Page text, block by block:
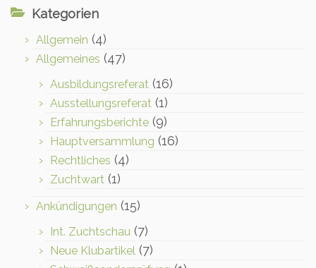
Kategorien
Allgemein (4)
Allgemeines (47)
Ausbildungsreferat (16)
Ausstellungsreferat (1)
Erfahrungsberichte (9)
Hauptversammlung (16)
Rechtliches (4)
Zuchtwart (1)
Ankündigungen (15)
Int. Zuchtschau (7)
Neue Klubartikel (7)